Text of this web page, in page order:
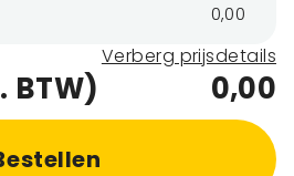
0,00
Verberg prijsdetails
BTW) 0,00